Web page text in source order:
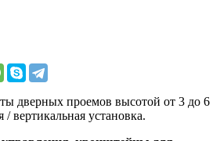
дверных проемов высотой от 3 до 6
/ вертикальная установка.